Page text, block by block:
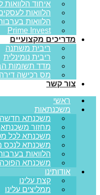
איחוד
הלוואות
הלוואות
Prime Invest
מדריכים מקצועיים
ריבית משתנה
ריבית נומינלית
מדד תשומות
מס רכישה
צור קשר
ראשי
משכנתאות
משכנתא חדשה
מחזור משכנתא
משכנתא לכל
משכנתא לנכס
הלוואות
משכנתא הפוכה
אודותינו
קצת עלינו
ממליצים עלינו